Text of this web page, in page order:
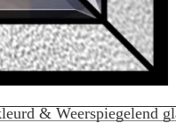
& Weerspiegelend